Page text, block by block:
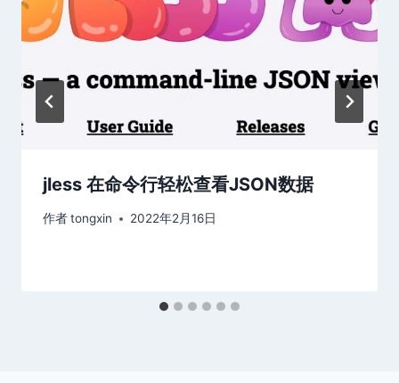
jless 在命令行轻松查看JSON数据
作者tongxin 2022年2月16日